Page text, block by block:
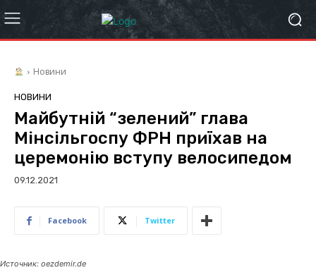
Новини
НОВИНИ
Майбутній “зелений” глава
Мінсільгоспу ФРН приїхав на
церемонію вступу велосипедом
09.12.2021
Facebook Twitter
Источник: oezdemir.de